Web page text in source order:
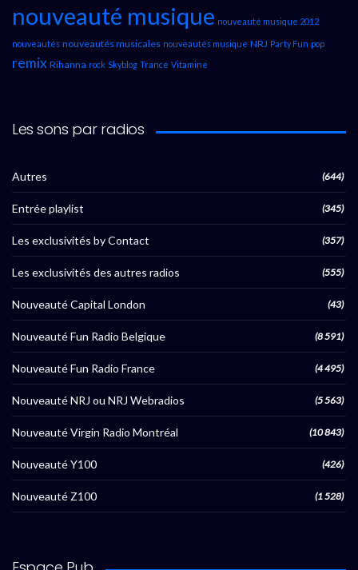
nouveauté musique nouveauté musique 2012
nouveautés nouveautés musicales nouveautés musique NRJ Party Fun pop
remix Rihanna rock Skyblog Trance Vitamine
Les sons par radios
Autres (644)
Entrée playlist (345)
Les exclusivités by Contact (357)
Les exclusivités des autres radios (555)
Nouveauté Capital London (43)
Nouveauté Fun Radio Belgique (8 591)
Nouveauté Fun Radio France (4 495)
Nouveauté NRJ ou NRJ Webradios (5 563)
Nouveauté Virgin Radio Montréal (10 843)
Nouveauté Y100 (426)
Nouveauté Z100 (1 528)